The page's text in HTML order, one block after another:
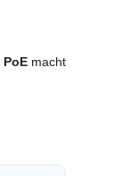
PoE macht